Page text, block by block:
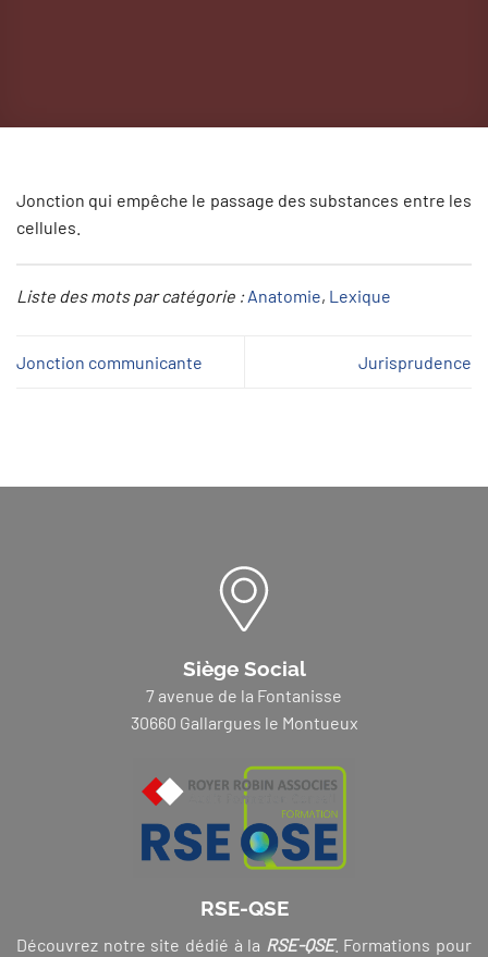
Jonction qui empêche le passage des substances entre les
cellules.
Liste des mots par catégorie : Anatomie, Lexique
Jonction communicante Jurisprudence
Siège Social
7 avenue de la Fontanisse
30660 Gallargues le Montueux
RSE-QSE
Découvrez notre site dédié à la RSE-QSE. Formations pour